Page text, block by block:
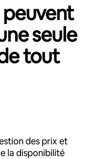
seule
tout
des prix et
la disponibilité